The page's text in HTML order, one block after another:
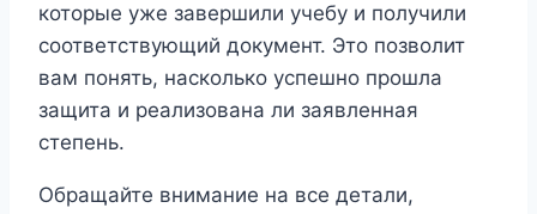
которые уже завершили учебу и получили
соответствующий документ. Это позволит
вам понять, насколько успешно прошла
защита и реализована ли заявленная
степень.
Обращайте внимание на все детали,